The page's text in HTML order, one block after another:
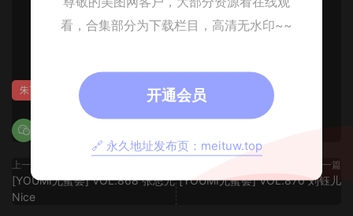
朱可儿
上一篇
[YOUMI尤蜜荟] VOL.868 张思允
Nice
下一篇
[YOUMI尤蜜荟] VOL.870 刘钰儿
看，合集部分为下载栏目，高清无水印~~
开通会员
🔗 永久地址发布页：meituw.top